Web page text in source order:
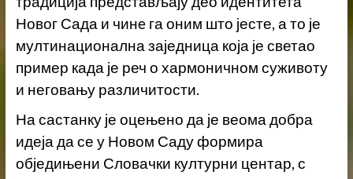
Новог Сада и чинe га оним што јесте, а то је
мултинационална заједница која је светао
пример када је реч о хармоничном суживоту
и неговању различитости.
На састанку је оцењено да је веома добра
идеја да се у Новом Саду формира
обједињени Словачки културни центар, с